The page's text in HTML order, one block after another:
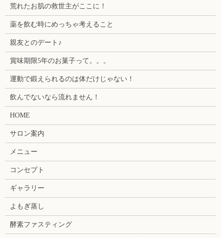
荒れたお肌の救世主がここに！
薬を飲む時にめっちゃ考えること
親友とのデート♪
賞味期限5年のお菓子って。。。
運動で鍛えられるのは体だけじゃない！
飲んでないなら流れません！
HOME
サロン案内
メニュー
コンセプト
ギャラリー
よもぎ蒸し
酵素ファスティング